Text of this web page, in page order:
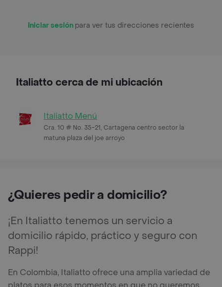
Iniciar sesión para ver tus direcciones recientes
Italiatto cerca de mi ubicación
Italiatto Menú
Cra. 10 # No. 35-21, Cartagena centro sector la
matuna plaza del joe arroyo
¿Quieres pedir a domicilio?
¡En Italiatto tenemos un servicio a
domicilio rápido, práctico y seguro con
Rappi!
En Colombia, Italiatto ofrece una amplia variedad de